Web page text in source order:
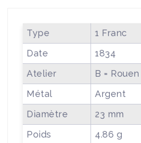
Type
1 Franc
Date
1834
Atelier
B = Rouen
Métal
Argent
Diamètre
23 mm
Poids
4.86 g